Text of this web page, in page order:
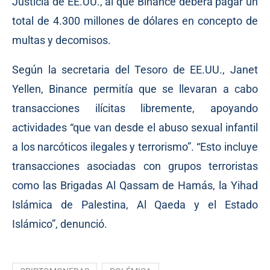
total de 4.300 millones de dólares en concepto de
multas y decomisos.
Según la secretaria del Tesoro de EE.UU., Janet
Yellen, Binance permitía que se llevaran a cabo
transacciones ilícitas libremente, apoyando
actividades “que van desde el abuso sexual infantil
a los narcóticos ilegales y terrorismo”. “Esto incluye
transacciones asociadas con grupos terroristas
como las Brigadas Al Qassam de Hamás, la Yihad
Islámica de Palestina, Al Qaeda y el Estado
Islámico”, denunció.